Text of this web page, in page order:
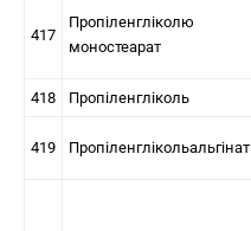
417
Пропіленгліколю
моностеарат
418 Пропіленгліколь
419 Пропіленглікольальгінат